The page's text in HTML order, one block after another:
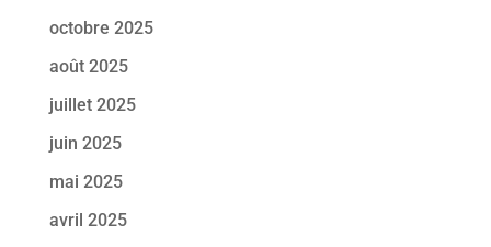
octobre 2025
août 2025
juillet 2025
juin 2025
mai 2025
avril 2025